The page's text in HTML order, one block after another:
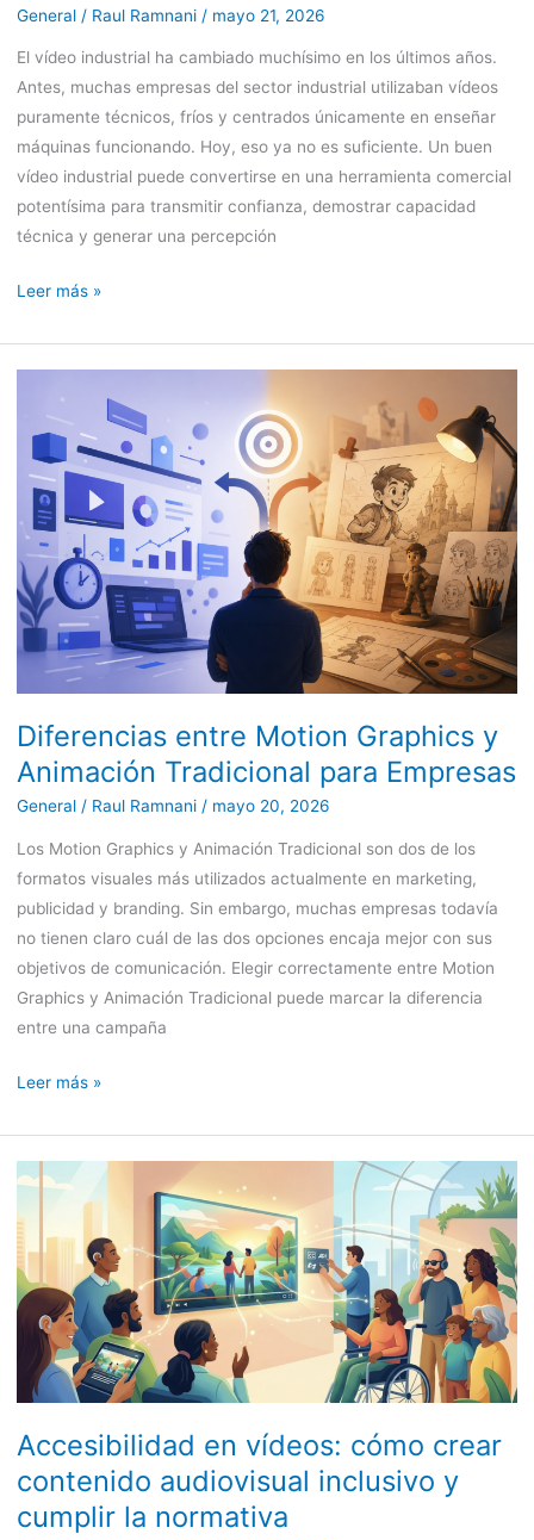
General/ Raul Ramnani / mayo 21, 2026
El vídeo industrial ha cambiado muchísimo en los últimos años.
Antes, muchas empresas del sector industrial utilizaban vídeos
puramente técnicos, fríos y centrados únicamente en enseñar
máquinas funcionando. Hoy, eso ya no es suficiente. Un buen
vídeo industrial puede convertirse en una herramienta comercial
potentísima para transmitir confianza, demostrar capacidad
técnica y generar una percepción
Leer más »
Diferencias entre Motion Graphics y
Animación Tradicional para Empresas
General/ Raul Ramnani / mayo 20, 2026
Los Motion Graphics y Animación Tradicional son dos de los
formatos visuales más utilizados actualmente en marketing,
publicidad y branding. Sin embargo, muchas empresas todavía
no tienen claro cuál de las dos opciones encaja mejor con sus
objetivos de comunicación. Elegir correctamente entre Motion
Graphics y Animación Tradicional puede marcar la diferencia
entre una campaña
Motion
Graphics
Animación
Tradicional
para
Empresas
Leer más »
Accesibilidad en vídeos: cómo crear
contenido audiovisual inclusivo y
cumplir la normativa
Accesibilidad
vídeos:
cómo
crear
contenido
audiovisual
inclusivo
cumplir
la